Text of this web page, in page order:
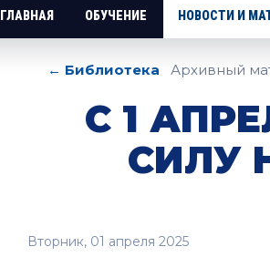
ГЛАВНАЯ ОБУЧЕНИЕ НОВОСТИ И
← Библиотека Архивный
С 1
СИЛУ
Вторник, 01 апреля 2025